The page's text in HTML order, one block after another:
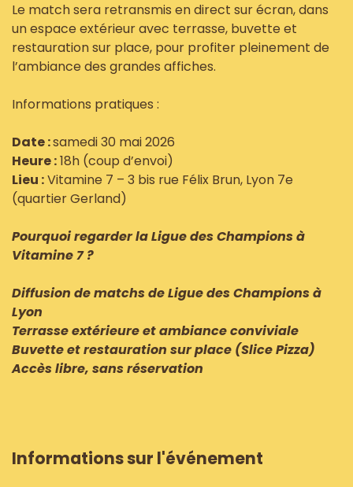
Le match sera retransmis en direct sur écran, dans
un espace extérieur avec terrasse, buvette et
restauration sur place, pour profiter pleinement de
l’ambiance des grandes affiches.
Informations pratiques :
Date :samedi 30 mai 2026
Heure :18h (coup d’envoi)
Lieu :Vitamine 7 – 3 bis rue Félix Brun, Lyon 7e
(quartier Gerland)
Pourquoi regarder la Ligue des Champions à
Vitamine 7 ?
Diffusion de matchs de Ligue des Champions à
Lyon
Terrasse extérieure et ambiance conviviale
Buvette et restauration sur place (Slice Pizza)
Accès libre, sans réservation
Informations sur l'événement